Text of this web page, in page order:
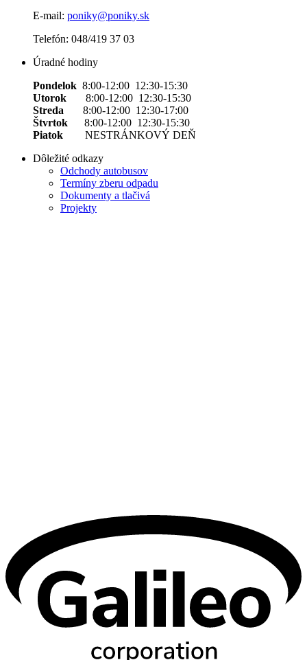
E-mail: poniky@poniky.sk
Telefón: 048/419 37 03
Úradné hodiny
Pondelok 8:00-12:00 12:30-15:30
Utorok 8:00-12:00 12:30-15:30
Streda 8:00-12:00 12:30-17:00
Štvrtok
8:00-12:00 12:30-15:30
Piatok NESTRÁNKOVÝ DEŇ
Dôležité odkazy
Odchody autobusov
Termíny zberu odpadu
Dokumenty a tlačivá
Projekty